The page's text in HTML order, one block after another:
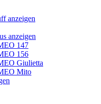
anzeigen
anzeigen
147
156
Giulietta
Mito